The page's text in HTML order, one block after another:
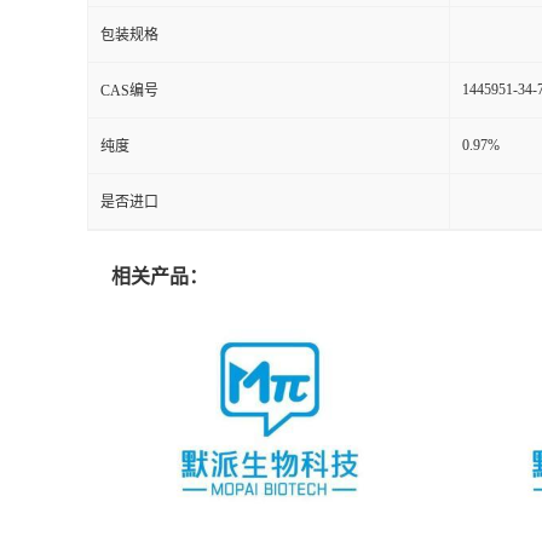
包装规格
CAS编号 1445951-34-
纯度 0.97%
是否进口
相关产品：